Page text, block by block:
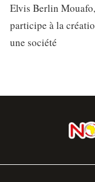
Elvis Berlin
participe à la
une société